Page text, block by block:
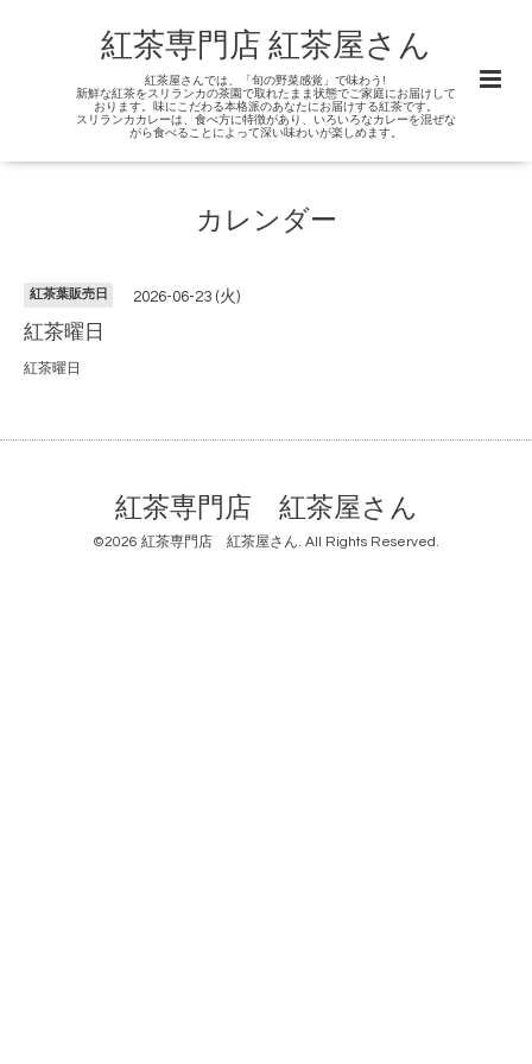
紅茶専門店 紅茶屋さん
紅茶屋さんでは、「旬の野菜感覚」で味わう!
新鮮な紅茶をスリランカの茶園で取れたまま状態でご家庭にお届けして
おります。味にこだわる本格派のあなたにお届けする紅茶です。
スリランカカレーは、食べ方に特徴があり、いろいろなカレーを混ぜな
がら食べることによって深い味わいが楽しめます。
カレンダー
紅茶葉販売日 2026-06-23 (火)
紅茶曜日
紅茶曜日
紅茶専門店 紅茶屋さん
©2026 紅茶専門店 紅茶屋さん. All Rights Reserved.